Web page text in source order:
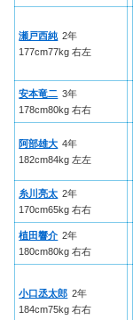
瀬戸西純 2年
177cm77kg 右左
安本竜二 3年
178cm80kg 右右
阿部雄大 4年
182cm84kg 左左
糸川亮太 2年
170cm65kg 右右
植田響介 2年
180cm80kg 右右
小口丞太郎 2年
184cm75kg 右右